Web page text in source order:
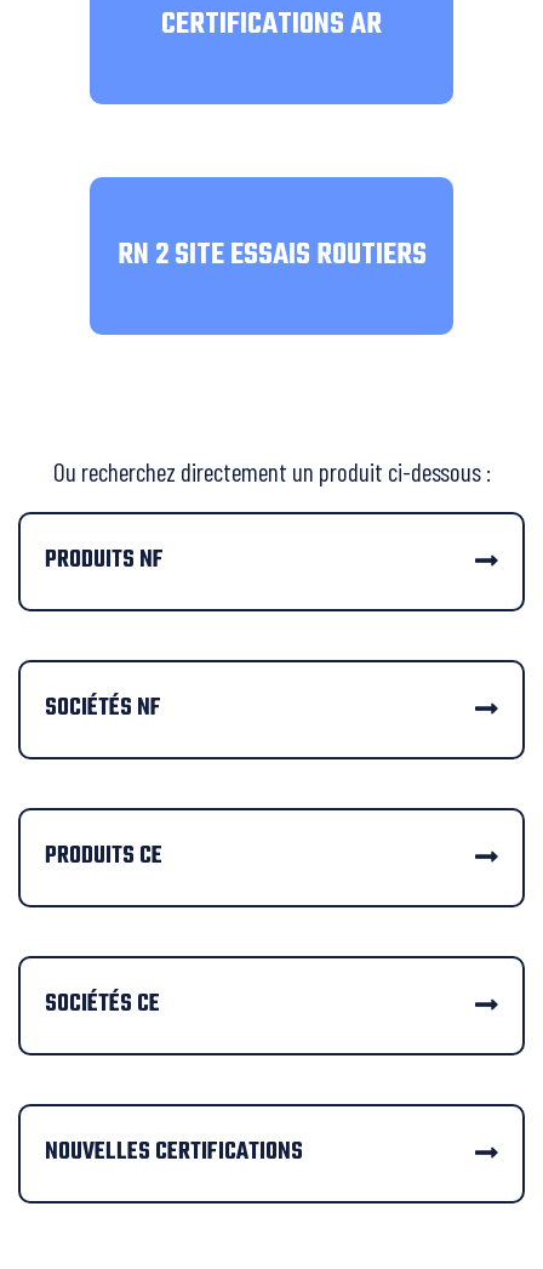
CERTIFICATIONS AR
RN 2 SITE ESSAIS ROUTIERS
Ou recherchez directement un produit ci-dessous :
PRODUITS NF
SOCIÉTÉS NF
PRODUITS CE
SOCIÉTÉS CE
NOUVELLES CERTIFICATIONS